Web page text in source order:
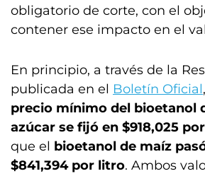
obligatorio de corte, con el
contener ese impacto en el
En principio, a través de la
publicada en el Boletín Oficial
precio mínimo del bioetanol
azúcar se fijó en $918,025
que el bioetanol de maíz
$841,394 por litro. Ambos